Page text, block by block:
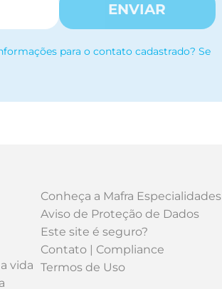
ENVIAR
para o contato cadastrado? Se
vida
Conheça a Mafra Especialidades
Aviso de Proteção de Dados
Este site é seguro?
Contato | Compliance
Termos de Uso